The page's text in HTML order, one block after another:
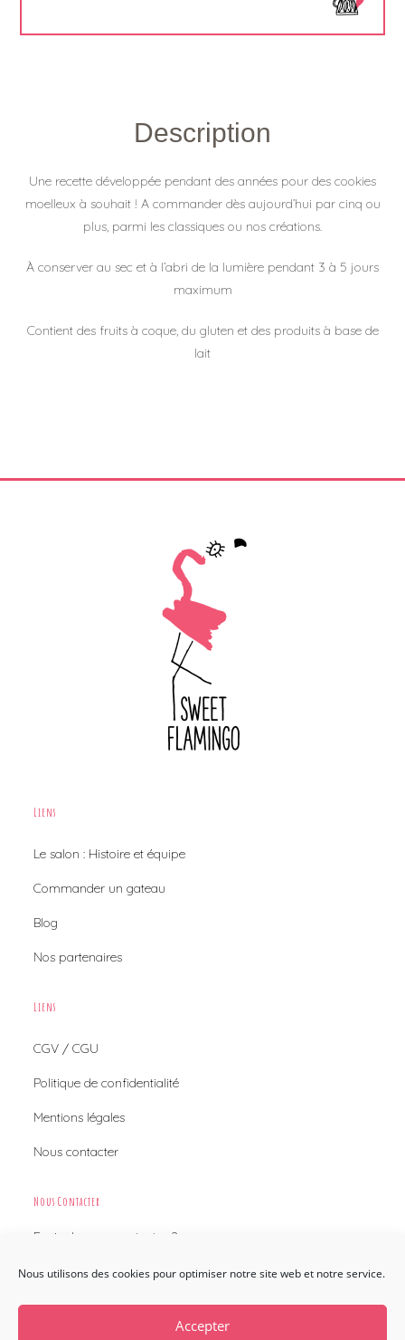
Nous utilisons des cookies pour optimiser notre site web et notre service.
Accepter
Description
Une recette développée pendant des années pour des cookies
moelleux à souhait ! A commander dès aujourd’hui par cinq ou
plus, parmi les classiques ou nos créations.
À conserver au sec et à l’abri de la lumière pendant 3 à 5 jours
maximum
Contient des fruits à coque, du gluten et des produits à base de
lait
Liens
Le salon : Histoire et équipe
Commander un gateau
Blog
Nos partenaires
Liens
CGV / CGU
Politique de confidentialité
Mentions légales
Nous contacter
Nous Contacter
Envie de nous contacter ?
Nous contacter